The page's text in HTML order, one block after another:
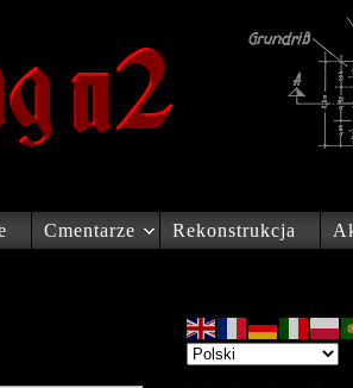
Cmentarze Rekonstrukcja